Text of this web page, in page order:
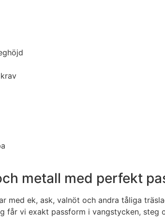
metall med perfekt
ek, ask, valnöt och andra tåliga
får vi exakt passform i vangstycken,